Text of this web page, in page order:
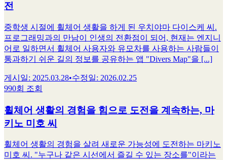
전
중학생 시절에 휠체어 생활을 하게 된 우치야마 다이스케 씨.
프로그래밍과의 만남이 인생의 전환점이 되어, 현재는 엔지니
어로 일하면서 휠체어 사용자와 유모차를 사용하는 사람들이
통과하기 쉬운 길의 정보를 공유하는 앱 "Divers Map"을 [...]
게시일: 2025.03.28•수정일: 2026.02.25
990회 조회
휠체어 생활의 경험을 힘으로 도전을 계속하는, 마
키노 미호 씨
휠체어 생활의 경험을 살려 새로운 가능성에 도전하는 마키노
미호 씨. "누구나 같은 시선에서 즐길 수 있는 장소를"이라는